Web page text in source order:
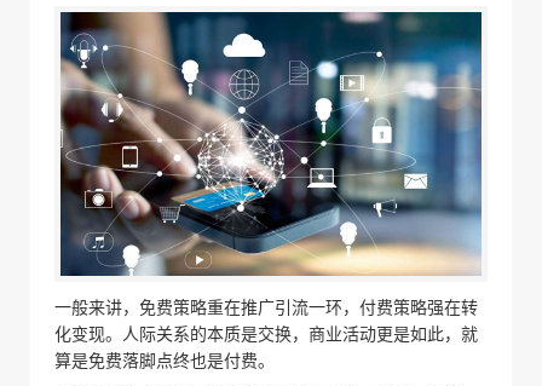
一般来讲，免费策略重在推广引流一环，付费策略强在转
化变现。人际关系的本质是交换，商业活动更是如此，就
算是免费落脚点终也是付费。